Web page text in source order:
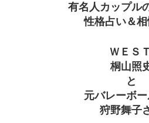
有名人カップル
性格占い＆
ＷＥＳ
桐山照
と
元バレーボ
狩野舞子